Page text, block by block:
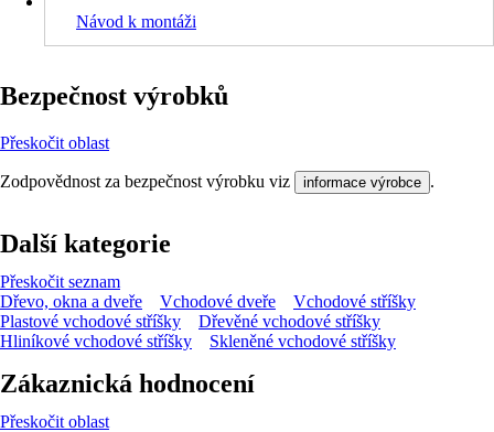
Návod k montáži
Bezpečnost výrobků
Přeskočit oblast
Zodpovědnost za bezpečnost výrobku viz informace výrobce .
Další kategorie
Přeskočit seznam
Dřevo, okna a dveře
Vchodové dveře
Vchodové stříšky
Plastové vchodové stříšky
Dřevěné vchodové stříšky
Hliníkové vchodové stříšky
Skleněné vchodové stříšky
Zákaznická hodnocení
Přeskočit oblast